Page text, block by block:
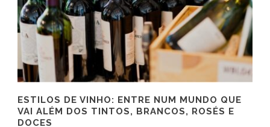
ESTILOS DE VINHO: ENTRE NUM MUNDO QUE
VAI ALÉM DOS TINTOS, BRANCOS, ROSÉS E
DOCES